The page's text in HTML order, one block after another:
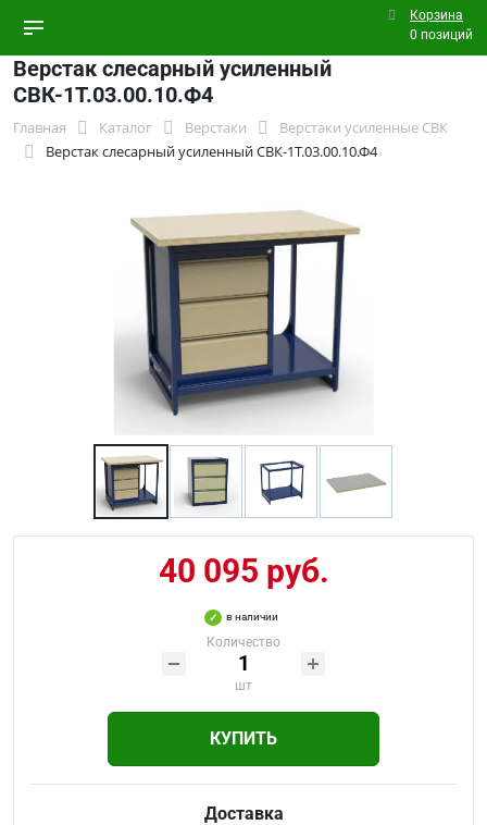
Корзина
0 позиций
Верстак слесарный усиленный
СВК-1Т.03.00.10.Ф4
Главная Каталог Верстаки
Верстаки усиленные СВК
Верстак слесарный усиленный СВК-1Т.03.00.10.Ф4
40 095 руб.
в наличии
Количество
шт
КУПИТЬ
Доставка